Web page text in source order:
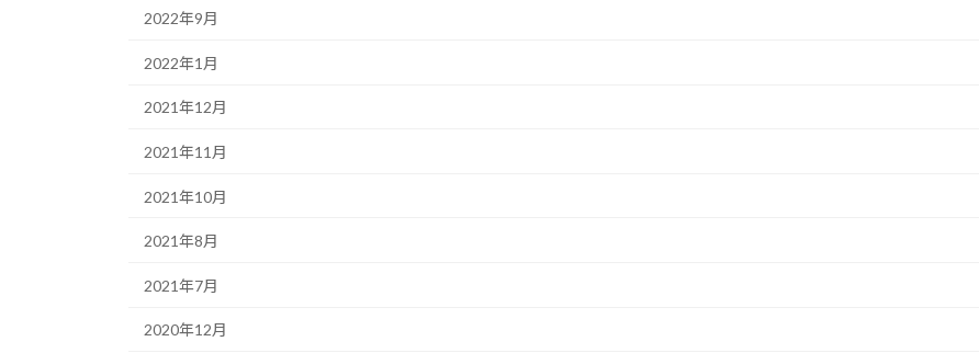
2022年9月
2022年1月
2021年12月
2021年11月
2021年10月
2021年8月
2021年7月
2020年12月